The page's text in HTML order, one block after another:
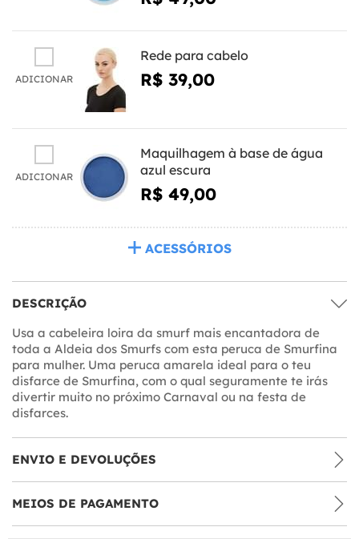
ADICIONAR
Rede para cabelo
R$ 39,00
ADICIONAR
Maquilhagem à base de água
azul escura
R$ 49,00
ACESSÓRIOS
DESCRIÇÃO
Usa a cabeleira loira da smurf mais encantadora de
toda a Aldeia dos Smurfs com esta peruca de Smurfina
para mulher. Uma peruca amarela ideal para o teu
disfarce de Smurfina, com o qual seguramente te irás
divertir muito no próximo Carnaval ou na festa de
disfarces.
ENVIO E DEVOLUÇÕES
MEIOS DE PAGAMENTO